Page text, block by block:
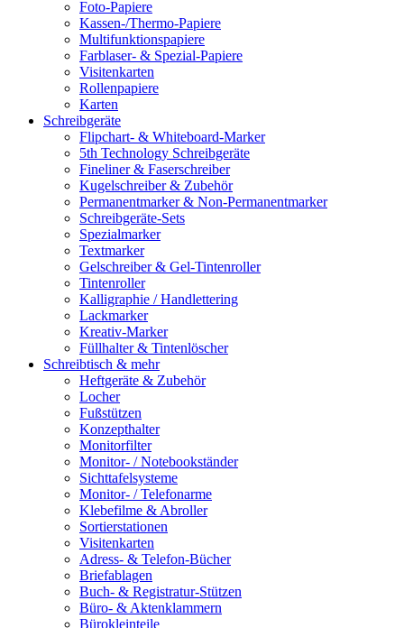
Foto-Papiere
Kassen-/Thermo-Papiere
Multifunktionspapiere
Farblaser- & Spezial-Papiere
Visitenkarten
Rollenpapiere
Karten
Schreibgeräte
Flipchart- & Whiteboard-Marker
5th Technology Schreibgeräte
Fineliner & Faserschreiber
Kugelschreiber & Zubehör
Permanentmarker & Non-Permanentmarker
Schreibgeräte-Sets
Spezialmarker
Textmarker
Gelschreiber & Gel-Tintenroller
Tintenroller
Kalligraphie / Handlettering
Lackmarker
Kreativ-Marker
Füllhalter & Tintenlöscher
Schreibtisch & mehr
Heftgeräte & Zubehör
Locher
Fußstützen
Konzepthalter
Monitorfilter
Monitor- / Notebookständer
Sichttafelsysteme
Monitor- / Telefonarme
Klebefilme & Abroller
Sortierstationen
Visitenkarten
Adress- & Telefon-Bücher
Briefablagen
Buch- & Registratur-Stützen
Büro- & Aktenklammern
Bürokleinteile